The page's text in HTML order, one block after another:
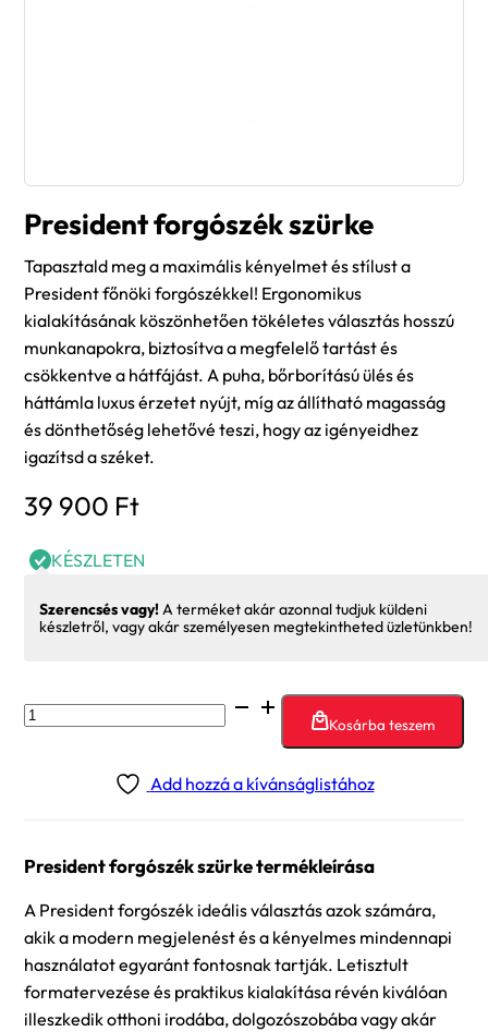
President forgószék szürke
Tapasztald meg a maximális kényelmet és stílust a
President főnöki forgószékkel! Ergonomikus
kialakításának köszönhetően tökéletes választás hosszú
munkanapokra, biztosítva a megfelelő tartást és
csökkentve a hátfájást. A puha, bőrborítású ülés és
háttámla luxus érzetet nyújt, míg az állítható magasság
és dönthetőség lehetővé teszi, hogy az igényeidhez
igazítsd a széket.
39 900 Ft
KÉSZLETEN
Szerencsés vagy!A terméket akár azonnal tudjuk küldeni
készletről, vagy akár személyesen megtekintheted üzletünkben!
President
forgószék
Kosárba teszem
Add hozzá a kívánságlistához
President forgószék szürke termékleírása
A President forgószék ideális választás azok számára,
akik a modern megjelenést és a kényelmes mindennapi
használatot egyaránt fontosnak tartják. Letisztult
formatervezése és praktikus kialakítása révén kiválóan
illeszkedik otthoni irodába, dolgozószobába vagy akár